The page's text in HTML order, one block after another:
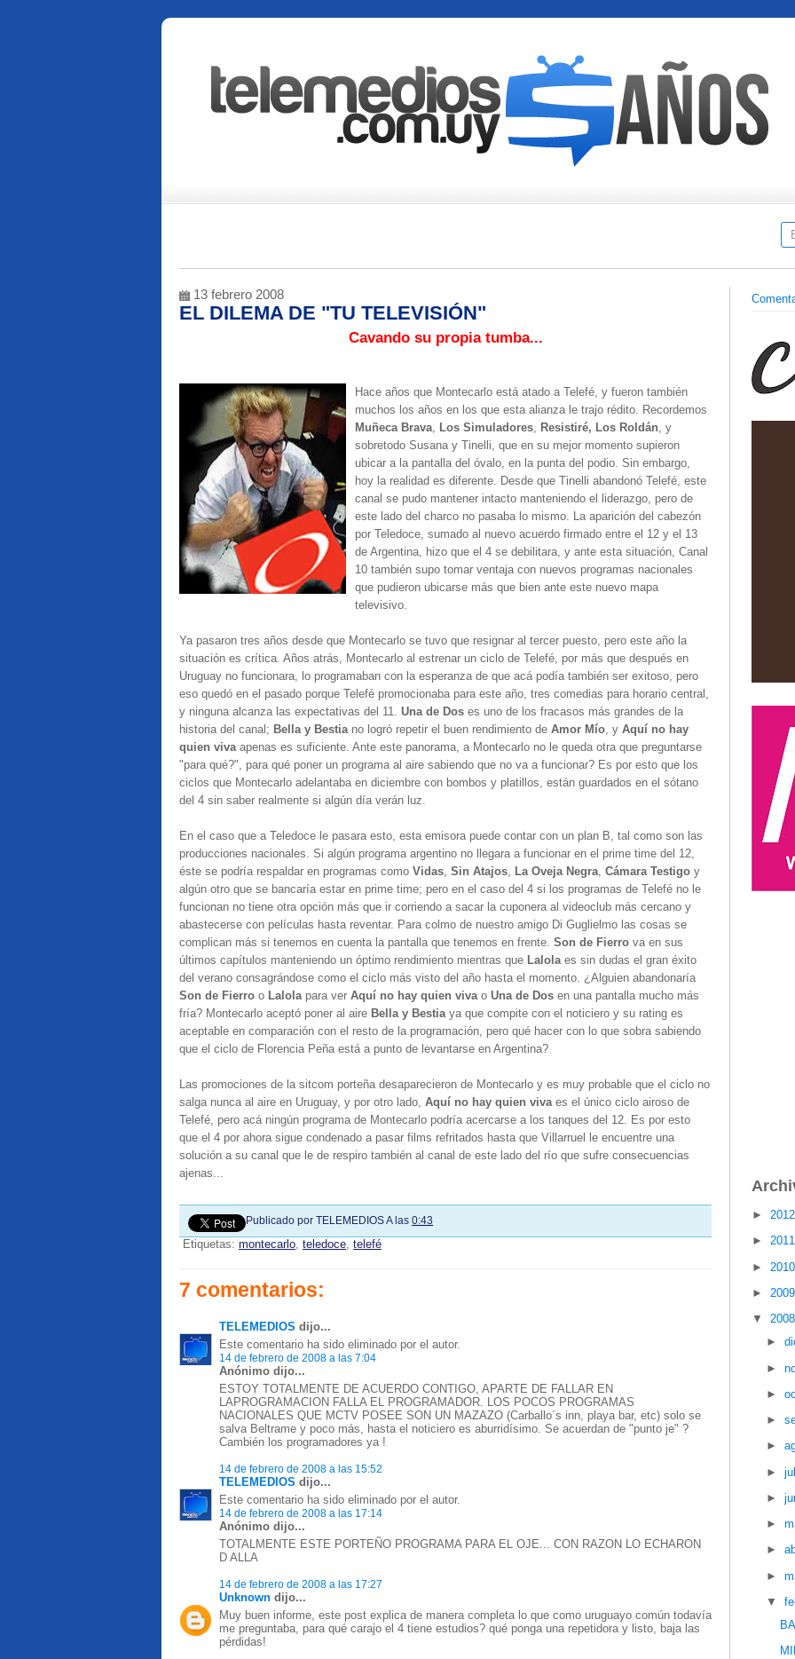
13 febrero 2008
EL DILEMA DE "TU TELEVISIÓN"
Cavando su propia tumba...
Hace años que Montecarlo está atado a Telefé, y fueron también
muchos los años en los que esta alianza le trajo rédito. Recordemos
Muñeca Brava, Los Simuladores, Resistiré, Los Roldán, y
sobretodo Susana y Tinelli, que en su mejor momento supieron
ubicar a la pantalla del óvalo, en la punta del podio. Sin embargo,
hoy la realidad es diferente. Desde que Tinelli abandonó Telefé, este
canal se pudo mantener intacto manteniendo el liderazgo, pero de
este lado del charco no pasaba lo mismo. La aparición del cabezón
por Teledoce, sumado al nuevo acuerdo firmado entre el 12 y el 13
de Argentina, hizo que el 4 se debilitara, y ante esta situación, Canal
10 también supo tomar ventaja con nuevos programas nacionales
que pudieron ubicarse más que bien ante este nuevo mapa
televisivo.
Ya pasaron tres años desde que Montecarlo se tuvo que resignar al tercer puesto, pero este año la
situación es crítica. Años atrás, Montecarlo al estrenar un ciclo de Telefé, por más que después en
Uruguay no funcionara, lo programaban con la esperanza de que acá podía también ser exitoso, pero
eso quedó en el pasado porque Telefé promocionaba para este año, tres comedias para horario central,
y ninguna alcanza las expectativas del 11. Una de Dos es uno de los fracasos más grandes de la
historia del canal; Bella y Bestiano logró repetir el buen rendimiento de Amor Mío, y Aquí no hay
quien vivaapenas es suficiente. Ante este panorama, a Montecarlo no le queda otra que preguntarse
"para qué?", para qué poner un programa al aire sabiendo que no va a funcionar? Es por esto que los
ciclos que Montecarlo adelantaba en diciembre con bombos y platillos, están guardados en el sótano
del 4 sin saber realmente si algún día verán luz.
En el caso que a Teledoce le pasara esto, esta emisora puede contar con un plan B, tal como son las
producciones nacionales. Si algún programa argentino no llegara a funcionar en el prime time del 12,
éste se podría respaldar en programas como Vidas, Sin Atajos, La Oveja Negra, Cámara Testigo y
algún otro que se bancaría estar en prime time; pero en el caso del 4 si los programas de Telefé no le
funcionan no tiene otra opción más que ir corriendo a sacar la cuponera al videoclub más cercano y
abastecerse con películas hasta reventar. Para colmo de nuestro amigo Di Guglielmo las cosas se
complican más si tenemos en cuenta la pantalla que tenemos en frente. Son de Fierro va en sus
últimos capítulos manteniendo un óptimo rendimiento mientras que Lalolaes sin dudas el gran éxito
del verano consagrándose como el ciclo más visto del año hasta el momento. ¿Alguien abandonaría
Son de Fierro o Lalolapara ver Aquí no hay quien vivao Una de Dos en una pantalla mucho más
fría? Montecarlo aceptó poner al aire Bella y Bestiaya que compite con el noticiero y su rating es
aceptable en comparación con el resto de la programación, pero qué hacer con lo que sobra sabiendo
que el ciclo de Florencia Peña está a punto de levantarse en Argentina?
Las promociones de la sitcom porteña desaparecieron de Montecarlo y es muy probable que el ciclo no
salga nunca al aire en Uruguay, y por otro lado, Aquí no hay quien viva es el único ciclo airoso de
Telefé, pero acá ningún programa de Montecarlo podría acercarse a los tanques del 12. Es por esto
que el 4 por ahora sigue condenado a pasar films refritados hasta que Villarruel le encuentre una
solución a su canal que le de respiro también al canal de este lado del río que sufre consecuencias
ajenas...
Publicado por TELEMEDIOSA las 0:43
Etiquetas: montecarlo, teledoce, telefé
7 comentarios:
TELEMEDIOS dijo...
Este comentario ha sido eliminado por el autor.
14 de febrero de 2008 a las 7:04
Anónimo dijo...
ESTOY TOTALMENTE DE ACUERDO CONTIGO, APARTE DE FALLAR EN
LAPROGRAMACION FALLA EL PROGRAMADOR. LOS POCOS PROGRAMAS
NACIONALES QUE MCTV POSEE SON UN MAZAZO (Carballo´s inn, playa bar, etc) solo se
salva Beltrame y poco más, hasta el noticiero es aburridísimo. Se acuerdan de "punto je" ?
Cambién los programadores ya !
14 de febrero de 2008 a las 15:52
TELEMEDIOS dijo...
Este comentario ha sido eliminado por el autor.
14 de febrero de 2008 a las 17:14
Anónimo dijo...
TOTALMENTE ESTE PORTEÑO PROGRAMA PARA EL OJE... CON RAZON LO ECHARON
D ALLA
14 de febrero de 2008 a las 17:27
Unknown dijo...
Muy buen informe, este post explica de manera completa lo que como uruguayo común todavía
me preguntaba, para qué carajo el 4 tiene estudios? qué ponga una repetidora y listo, baja las
pérdidas!
►
►
►
►
▼
►
►
►
►
►
►
►
►
►
►
▼